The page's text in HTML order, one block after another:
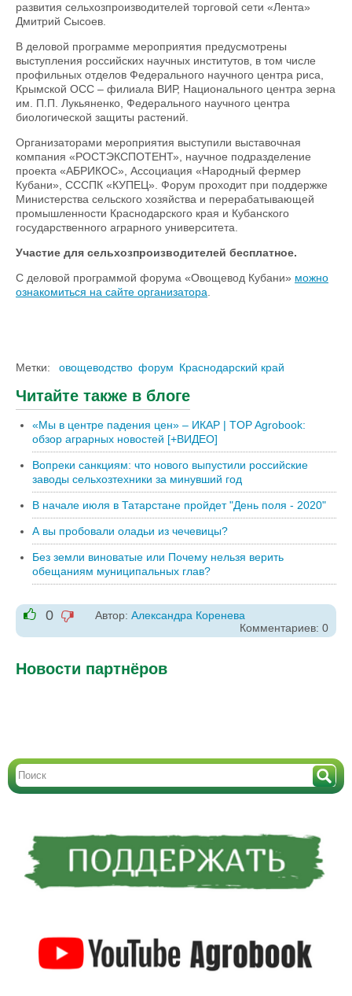
развития сельхозпроизводителей торговой сети «Лента»
Дмитрий Сысоев.
В деловой программе мероприятия предусмотрены
выступления российских научных институтов, в том числе
профильных отделов Федерального научного центра риса,
Крымской ОСС – филиала ВИР, Национального центра зерна
им. П.П. Лукьяненко, Федерального научного центра
биологической защиты растений.
Организаторами мероприятия выступили выставочная
компания «РОСТЭКСПОТЕНТ», научное подразделение
проекта «АБРИКОС», Ассоциация «Народный фермер
Кубани», СССПК «КУПЕЦ». Форум проходит при поддержке
Министерства сельского хозяйства и перерабатывающей
промышленности Краснодарского края и Кубанского
государственного аграрного университета.
Участие для сельхозпроизводителей бесплатное.
С деловой программой форума «Овощевод Кубани» можно
ознакомиться на сайте организатора
Метки: овощеводство форум Краснодарский край
Читайте также в блоге
«Мы в центре падения цен» – ИКАР | TOP Agrobook:
обзор аграрных новостей [+ВИДЕО]
Вопреки санкциям: что нового выпустили российские
заводы сельхозтехники за минувший год
В начале июля в Татарстане пройдет "День поля - 2020"
А вы пробовали оладьи из чечевицы?
Без земли виноватые или Почему нельзя верить
обещаниям муниципальных глав?
0 Автор: Александра Коренева
Комментариев: 0
Новости партнёров